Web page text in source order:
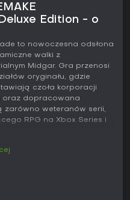
Edition - o
to nowoczesna odsłona
walki z
Midgar. Gra przenosi
oryginału, gdzie
czoła korporacji
oraz dopracowana
weteranów serii,
RPG na Xbox Series i